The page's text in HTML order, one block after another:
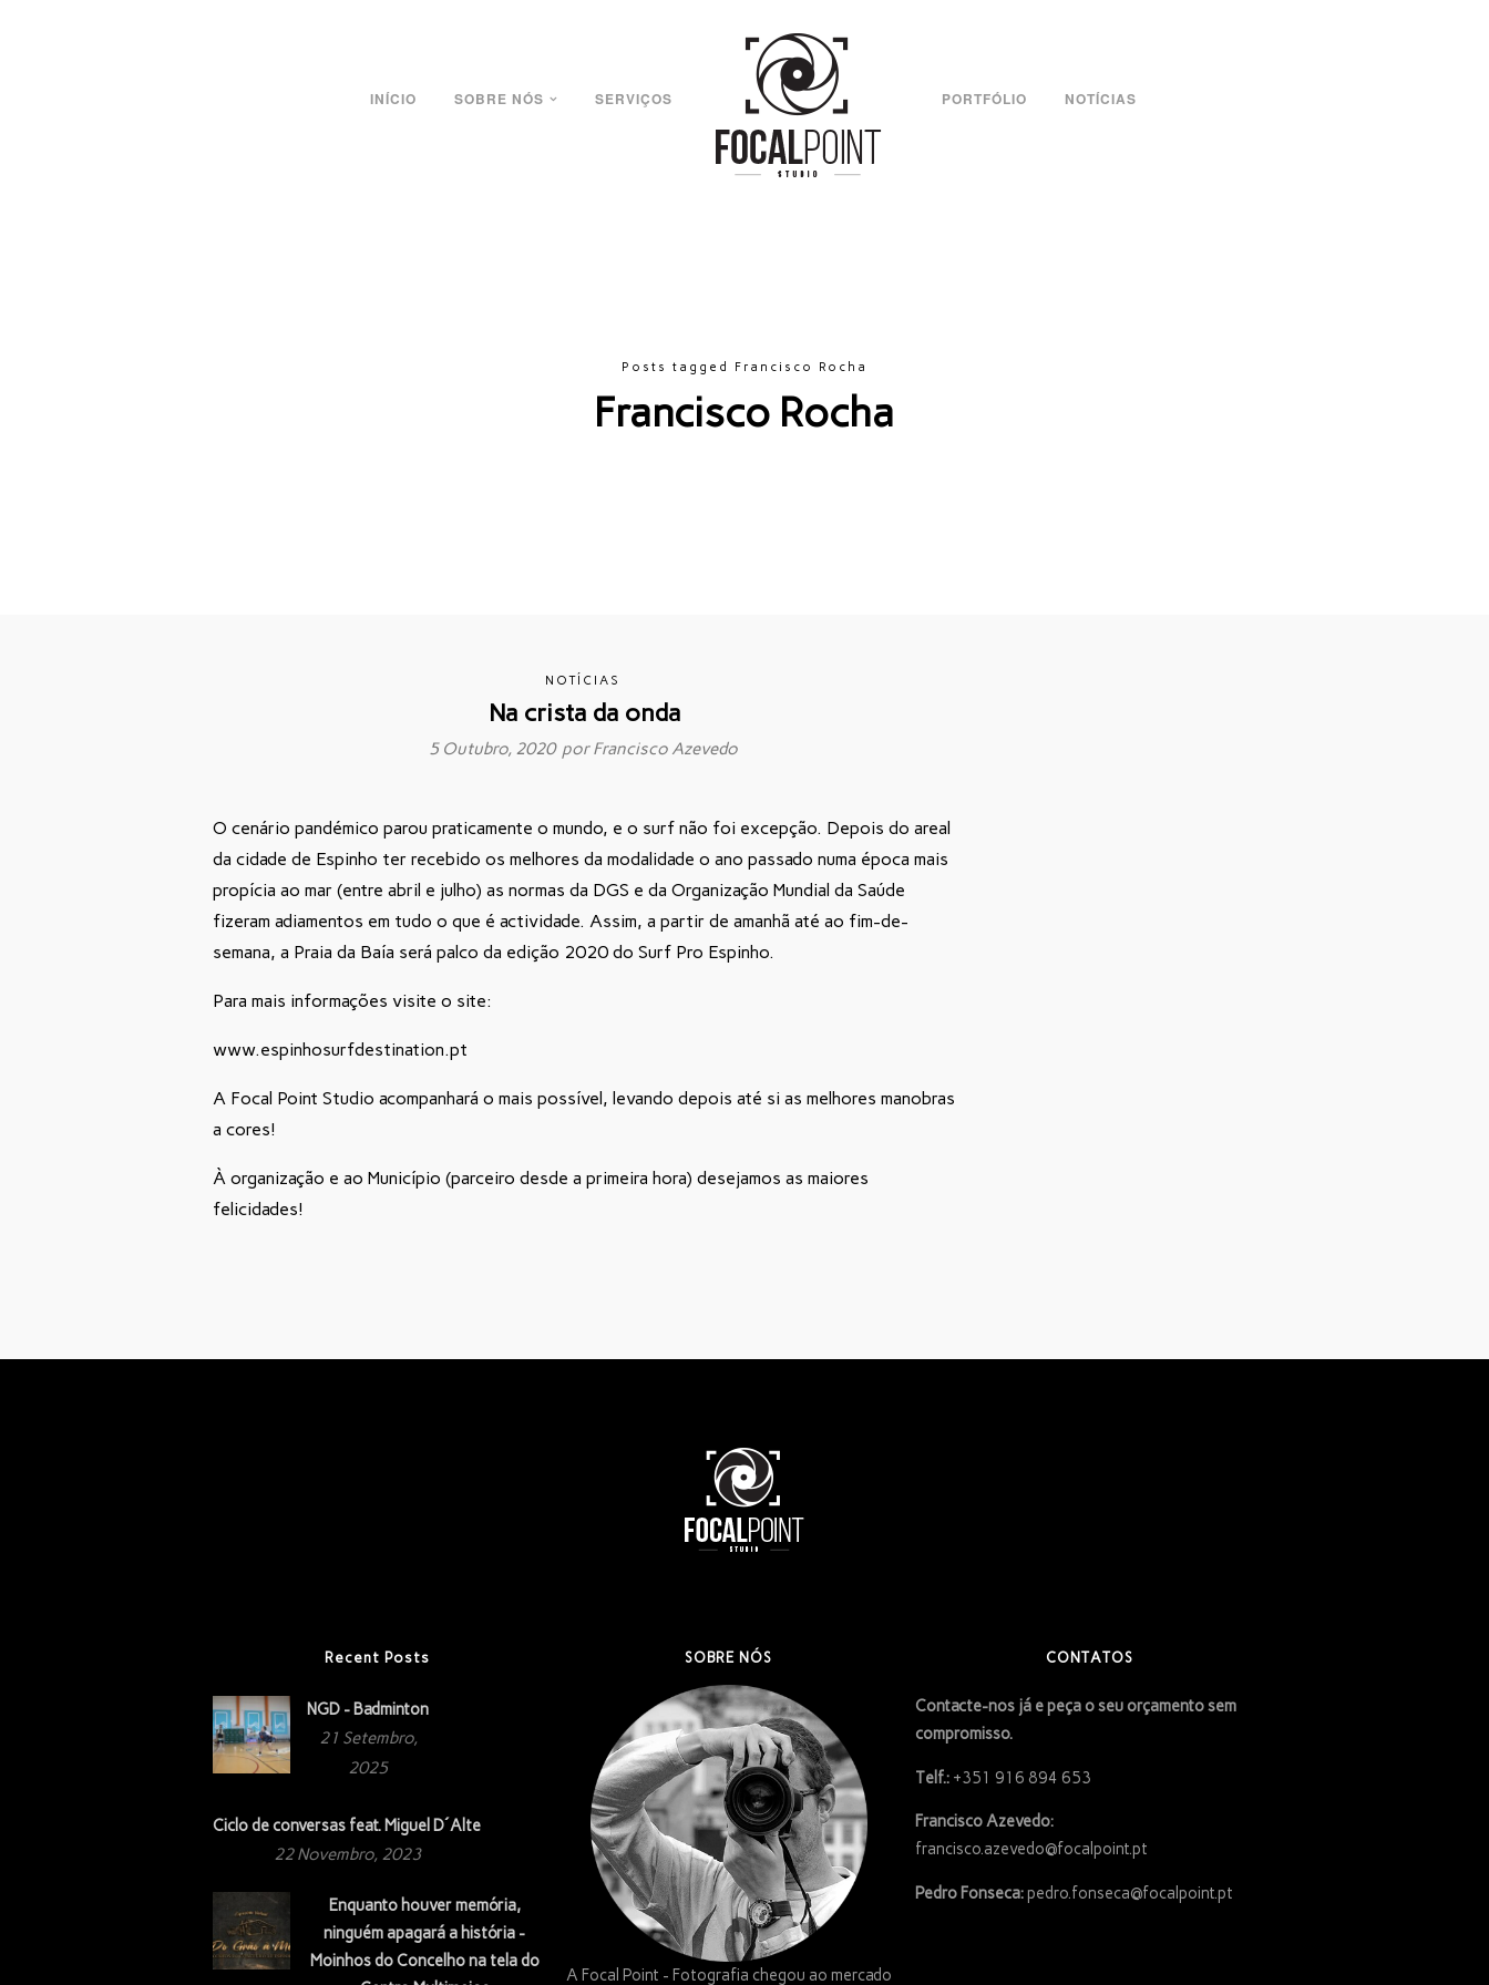
INÍCIO SOBRE NÓS SERVIÇOS PORTFÓLIO NOTÍCIAS
Posts tagged Francisco Rocha
Francisco Rocha
NOTÍCIAS
Na crista da onda
5 Outubro, 2020 porFrancisco Azevedo
O cenário pandémico parou praticamente o mundo, e o surf não foi excepção. Depois do areal
da cidade de Espinho ter recebido os melhores da modalidade o ano passado numa época mais
propícia ao mar (entre abril e julho) as normas da DGS e da Organização Mundial da Saúde
fizeram adiamentos em tudo o que é actividade. Assim, a partir de amanhã até ao fim-de-
semana, a Praia da Baía será palco da edição 2020 do Surf Pro Espinho.
Para mais informações visite o site:
www.espinhosurfdestination.pt
A Focal Point Studio acompanhará o mais possível, levando depois até si as melhores manobras
a cores!
À organização e ao Município (parceiro desde a primeira hora) desejamos as maiores
felicidades!
Recent Posts
NGD - Badminton
21 Setembro,
2025
Ciclo de conversas feat. Miguel D´Alte
22 Novembro, 2023
Enquanto houver memória,
ninguém apagará a história -
Moinhos do Concelho na tela do
SOBRE NÓS
A Focal Point - Fotografia chegou ao mercado
CONTATOS
Contacte-nos já e peça o seu orçamento sem
compromisso.
Telf.:+351 916 894 653
Francisco Azevedo:
francisco.azevedo@focalpoint.pt
Pedro Fonseca:pedro.fonseca@focalpoint.pt